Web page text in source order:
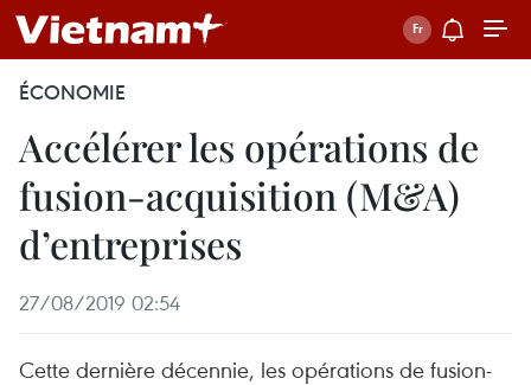
ÉCONOMIE
Accélérer les opérations de
fusion-acquisition (M&A)
d’entreprises
27/08/2019 02:54
Cette dernière décennie, les opérations de fusion-